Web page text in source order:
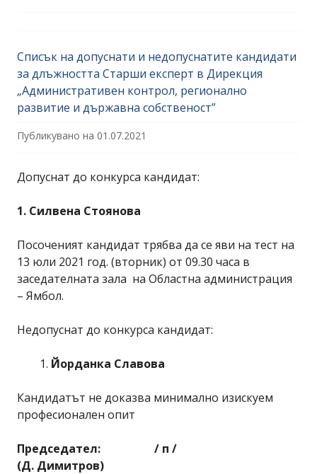
Списък на допуснати и недопуснатите кандидати
за длъжността Старши експерт в Дирекция
„Административен контрол, регионално
развитие и държавна собственост”
Публикувано на 01.07.2021
Допуснат до конкурса кандидат:
1. Силвена Стоянова
Посоченият кандидат трябва да се яви на тест на
13 юли 2021 год. (вторник) от 09.30 часа в
заседателната зала на Областна администрация
– Ямбол.
Недопуснат до конкурса кандидат:
Йорданка Славова
Кандидатът не доказва минимално изискуем
професионален опит
Председател: / п /
(Д. Димитров)